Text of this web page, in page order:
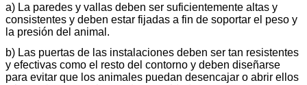
a) La paredes y vallas deben ser suficientemente altas y
consistentes y deben estar fijadas a fin de soportar el peso y
la presión del animal.
b) Las puertas de las instalaciones deben ser tan resistentes
y efectivas como el resto del contorno y deben diseñarse
para evitar que los animales puedan desencajar o abrir ellos